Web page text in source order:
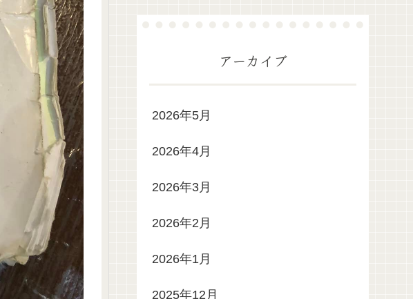
アーカイブ
2026年5月
2026年4月
2026年3月
2026年2月
2026年1月
2025年12月